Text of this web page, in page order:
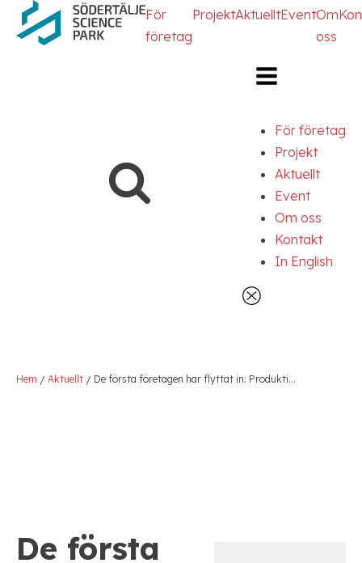
Hoppa
Hoppa
För
företag
ProjektAktuelltEventOm
oss
För företag
Projekt
Aktuellt
Event
Om oss
Kontakt
In English
Hem / Aktuellt / De första företagen har flyttat in: Produktionsaccelerator går in i nästa skede
De första